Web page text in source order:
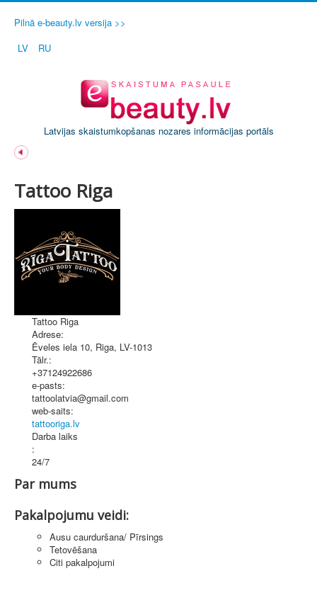
Pilnā e-beauty.lv versija >>
LV
RU
Latvijas skaistumkopšanas nozares informācijas portāls
Tattoo Riga
Tattoo Riga
Adrese:
Ēveles iela 10, Riga, LV-1013
Tālr.:
+37124922686
e-pasts:
tattoolatvia@gmail.com
web-saits:
tattooriga.lv
Darba laiks
:
24/7
Par mums
Pakalpojumu veidi:
Ausu caurduršana/ Pīrsings
Tetovēšana
Citi pakalpojumi